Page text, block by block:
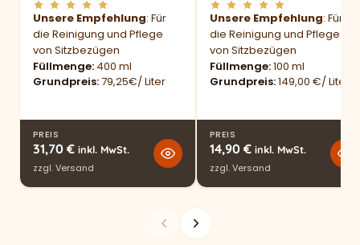
Unsere Empfehlung: Für
die Reinigung und Pflege
von Sitzbezügen
Füllmenge 400 ml
Grundpreis 79,25€/ Liter
PREIS
31,70 € inkl. MwSt.
zzgl.Versand
Unsere Empfehlung: Für
die Reinigung und Pflege
von Sitzbezügen
Füllmenge 100 ml
Grundpreis 149,00 €/ Liter
PREIS
14,90 € inkl. MwSt.
zzgl.Versand